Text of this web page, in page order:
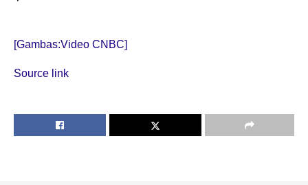
[Gambas:Video CNBC]
Source link